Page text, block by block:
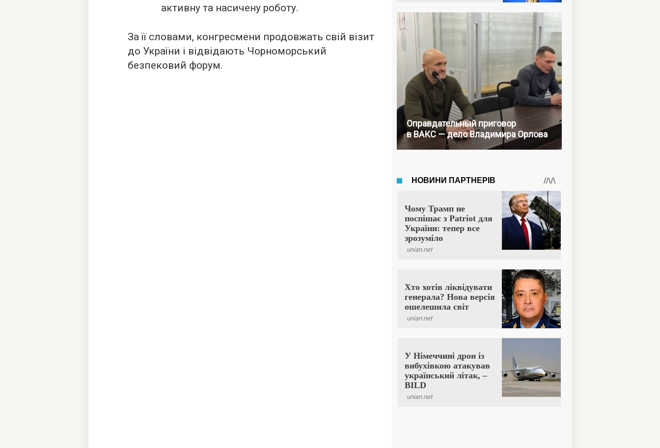
активну та насичену роботу.
За її словами, конгресмени продовжать свій візит
до України і відвідають Чорноморський
безпековий форум.
Оправдательный приговор
в ВАКС — дело Владимира Орлова